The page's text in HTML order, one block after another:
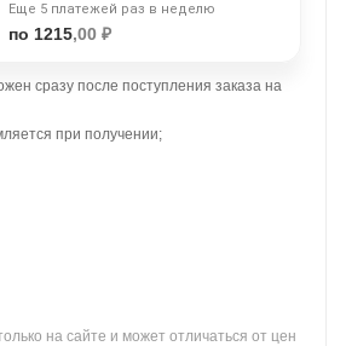
Еще 5 платежей раз в неделю
по 1215,00 ₽
сразу после поступления заказа на
при получении;
на сайте и может отличаться от цен